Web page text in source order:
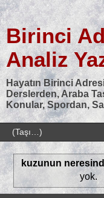
Birinci
Analiz
Hayatın Birinci
Derslerden, Araba
Konular, Spordan,
kuzunun
yok.